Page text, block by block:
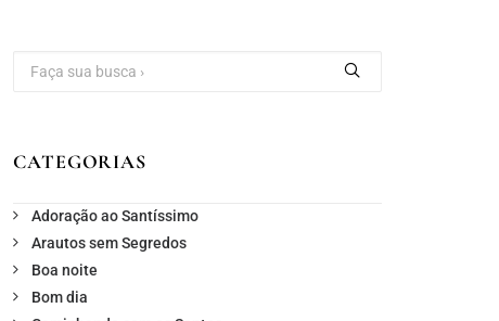
CATEGORIAS
Adoração ao Santíssimo
Arautos sem Segredos
Boa noite
Bom dia